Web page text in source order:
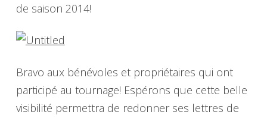
de saison 2014!
Bravo aux bénévoles et propriétaires qui ont
participé au tournage! Espérons que cette belle
visibilité permettra de redonner ses lettres de